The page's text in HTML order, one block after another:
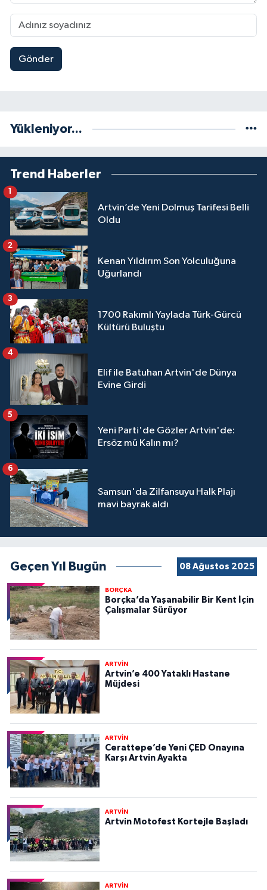
Gönder
Yükleniyor...
Trend Haberler
Artvin’de Yeni Dolmuş Tarifesi Belli
Oldu
Kenan Yıldırım Son Yolculuğuna
Uğurlandı
2
1700 Rakımlı Yaylada Türk-Gürcü
Kültürü Buluştu
3
Elif ile Batuhan Artvin'de Dünya
Evine Girdi
4
Yeni Parti'de Gözler Artvin'de:
Ersöz mü Kalın mı?
5
Samsun'da Zilfansuyu Halk Plajı
mavi bayrak aldı
6
Geçen Yıl Bugün 08 Ağustos 2025
BORÇKA
Borçka’da Yaşanabilir Bir Kent İçin
Çalışmalar Sürüyor
ARTVİN
Artvin’e 400 Yataklı Hastane
Müjdesi
ARTVİN
Cerattepe’de Yeni ÇED Onayına
Karşı Artvin Ayakta
ARTVİN
Artvin Motofest Kortejle Başladı
ARTVİN